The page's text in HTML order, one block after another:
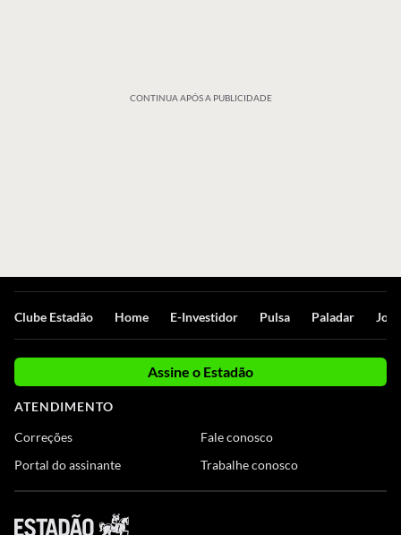
CONTINUA APÓS A PUBLICIDADE
Clube Estadão Home E-Investidor Pulsa Paladar
Assine o Estadão
ATENDIMENTO
Correções
Portal do assinante
Fale conosco
Trabalhe conosco